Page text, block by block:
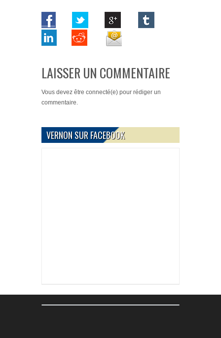
LAISSER UN COMMENTAIRE
Vous devez être connecté(e) pour rédiger un
commentaire.
VERNON SUR FACEBOOK